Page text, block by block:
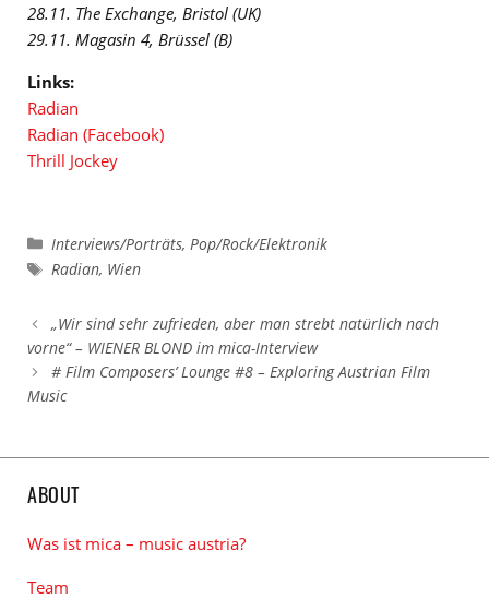
28.11. The Exchange, Bristol (UK)
29.11. Magasin 4, Brüssel (B)
Links:
Radian
Radian (Facebook)
Thrill Jockey
Kategorien
Interviews/Porträts, Pop/Rock/Elektronik
Schlagwörter
Radian, Wien
„Wir sind sehr zufrieden, aber man strebt natürlich nach
vorne“ – WIENER BLOND im mica-Interview
# Film Composers’ Lounge #8 – Exploring Austrian Film
Music
ABOUT
Was ist mica – music austria?
Team